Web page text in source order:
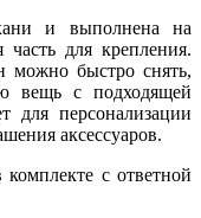
и выполнена на
для крепления.
можно быстро снять,
вещь с подходящей
для персонализации
аксессуаров.
с ответной